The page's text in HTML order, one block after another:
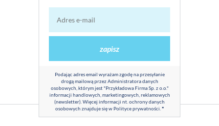
zapisz
Podając adres email wyrażam zgodę na przesyłanie
drogą mailową przez Administratora danych
osobowych, którym jest "Przykładowa Firma Sp. z o.o."
informacji handlowych, marketingowych, reklamowych
(newsletter). Więcej informacji nt. ochrony danych
osobowych znajduje się w Polityce prywatności *